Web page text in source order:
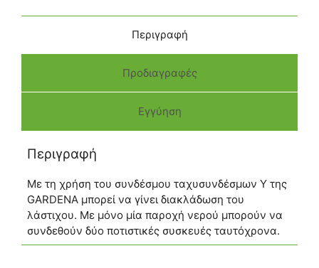
Περιγραφή
Προδιαγραφές
Εγγύηση
Περιγραφή
Με τη χρήση του συνδέσμου ταχυσυνδέσμων Υ της
GARDENA μπορεί να γίνει διακλάδωση του
λάστιχου. Με μόνο μία παροχή νερού μπορούν να
συνδεθούν δύο ποτιστικές συσκευές ταυτόχρονα.